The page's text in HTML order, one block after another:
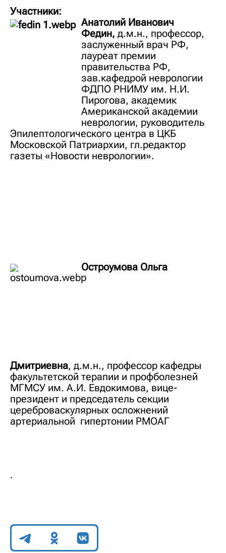
Участники:
Анатолий Иванович
Федин, д.м.н., профессор,
заслуженный врач РФ,
лауреат премии
правительства РФ,
зав.кафедрой неврологии
ФДПО РНИМУ им. Н.И.
Пирогова, академик
Американской академии
неврологии, руководитель
Эпилептологического центра в ЦКБ
Московской Патриархии, гл.редактор
газеты «Новости неврологии».
Остроумова Ольга
Дмитриевна, д.м.н., профессор кафедры
факультетской терапии и профболезней
МГМСУ им. А.И. Евдокимова, вице-
президент и председатель секции
цереброваскулярных осложнений
артериальной гипертонии РМОАГ
.
Поделиться